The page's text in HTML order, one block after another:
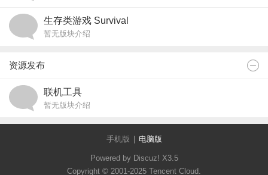
生存类游戏 Survival
暂无版块介绍
资源发布
联机工具
暂无版块介绍
手机版 电脑版
Powered by Discuz! X3.5
Copyright © 2001-2025 Tencent Cloud.